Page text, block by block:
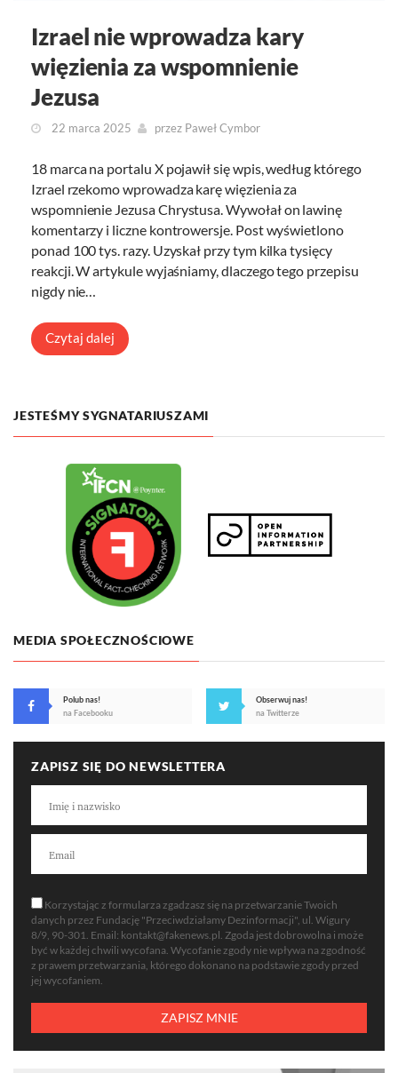
Izrael nie wprowadza kary
więzienia za wspomnienie
Jezusa
22 marca 2025 przez Paweł Cymbor
18 marca na portalu X pojawił się wpis, według którego
Izrael rzekomo wprowadza karę więzienia za
wspomnienie Jezusa Chrystusa. Wywołał on lawinę
komentarzy i liczne kontrowersje. Post wyświetlono
ponad 100 tys. razy. Uzyskał przy tym kilka tysięcy
reakcji. W artykule wyjaśniamy, dlaczego tego przepisu
nigdy nie…
Czytaj dalej
JESTEŚMY SYGNATARIUSZAMI
MEDIA SPOŁECZNOŚCIOWE
Polub nas!
na Facebooku
Obserwuj nas!
na Twitterze
ZAPISZ SIĘ DO NEWSLETTERA
Korzystając z formularza zgadzasz się na przetwarzanie Twoich
danych przez Fundację "Przeciwdziałamy Dezinformacji", ul. Wigury
8/9, 90-301. Email: kontakt@fakenews.pl . Zgoda jest dobrowolna i może
być w każdej chwili wycofana. Wycofanie zgody nie wpływa na zgodność
z prawem przetwarzania, którego dokonano na podstawie zgody przed
jej wycofaniem.